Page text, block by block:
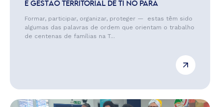
E GESTÃO TERRITORIAL DE TI NO PARÁ
Formar, participar, organizar, proteger — estas têm sido
algumas das palavras de ordem que orientam o trabalho
de centenas de famílias na T...